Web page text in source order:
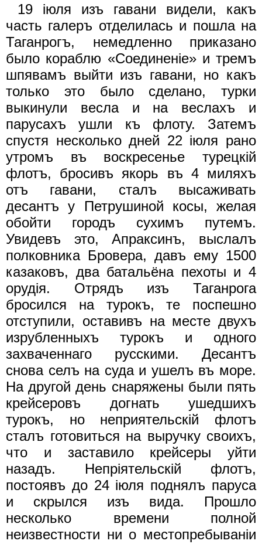
19 iюля изъ гавани видели, какъ
часть галеръ отделилась и пошла на
Таганрогъ, немедленно приказано
было кораблю «Соединенiе» и тремъ
шпявамъ выйти изъ гавани, но какъ
только это было сделано, турки
выкинули весла и на веслахъ и
парусахъ ушли къ флоту. Затемъ
спустя несколько дней 22 iюля рано
утромъ въ воскресенье турецкiй
флотъ, бросивъ якорь въ 4 миляхъ
отъ гавани, сталъ высаживать
десантъ у Петрушиной косы, желая
обойти городъ сухимъ путемъ.
Увидевъ это, Апраксинъ, выслалъ
полковника Бровера, давъ ему 1500
казаковъ, два батальёна пехоты и 4
орудiя. Отрядъ изъ Таганрога
бросился на турокъ, те поспешно
отступили, оставивъ на месте двухъ
изрубленныхъ турокъ и одного
захваченнаго русскими. Десантъ
снова селъ на суда и ушелъ въ море.
На другой день снаряжены были пять
крейсеровъ догнать ушедшихъ
турокъ, но неприятельскiй флотъ
сталъ готовиться на выручку своихъ,
что и заставило крейсеры уйти
назадъ. Непрiятельскiй флотъ,
постоявъ до 24 iюля поднялъ паруса
и скрылся изъ вида. Прошло
несколько времени полной
неизвестности ни о местопребыванiи